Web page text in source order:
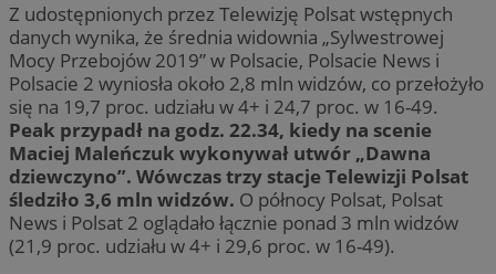
Z udostępnionych przez Telewizję Polsat wstępnych
danych wynika, że średnia widownia „Sylwestrowej
Mocy Przebojów 2019” w Polsacie, Polsacie News i
Polsacie 2 wyniosła około 2,8 mln widzów, co przełożyło
się na 19,7 proc. udziału w 4+ i 24,7 proc. w 16-49.
Peak przypadł na godz. 22.34, kiedy na scenie
Maciej Maleńczuk wykonywał utwór „Dawna
dziewczyno”. Wówczas trzy stacje Telewizji Polsat
śledziło 3,6 mln widzów. O północy Polsat, Polsat
News i Polsat 2 oglądało łącznie ponad 3 mln widzów
(21,9 proc. udziału w 4+ i 29,6 proc. w 16-49).